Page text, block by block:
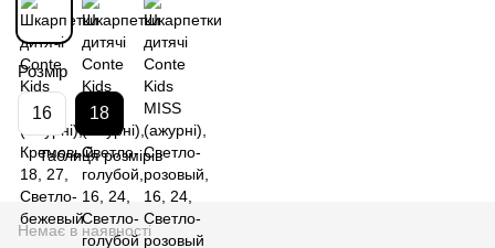
Розмір
16 18
Таблиця розмірів
Немає в наявності